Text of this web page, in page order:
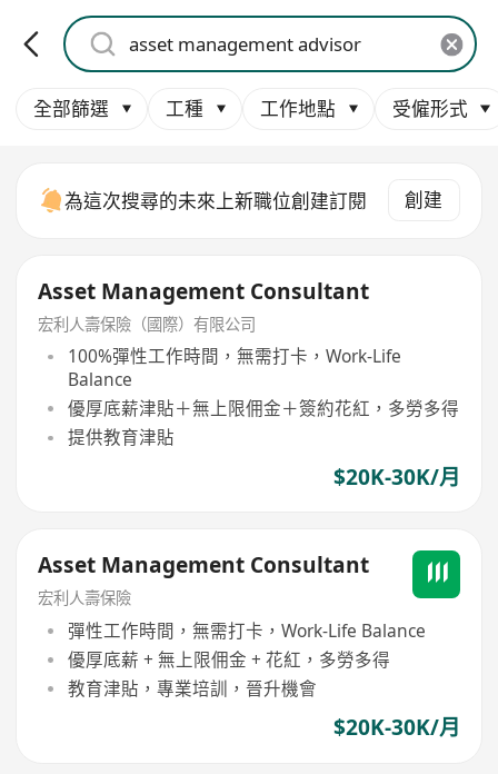
全部篩選 工種 工作地點 受僱形式
為這次搜尋的未來上新職位創建訂閱 創建
Asset Management Consultant
宏利人壽保險（國際）有限公司
100%彈性工作時間，無需打卡，Work-Life
Balance
優厚底薪津貼＋無上限佣金＋簽約花紅，多勞多得
提供教育津貼
$20K-30K/月
Asset Management Consultant
宏利人壽保險
彈性工作時間，無需打卡，Work-Life Balance
優厚底薪 + 無上限佣金 + 花紅，多勞多得
教育津貼，專業培訓，晉升機會
$20K-30K/月